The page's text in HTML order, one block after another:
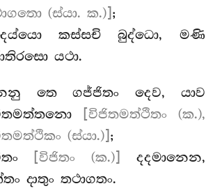
(ස්යා. ක.)] ;
කස්සචි බුද්ධො, මණි
යථා.
තෙ ගජ්ජිතං දෙව, යාව
[විජිතමත්ථිතං (ක.),
(ස්යා.)] ;
[විජිතං (ක.)]
දදමානෙන,
දාතුං තථාගතං.